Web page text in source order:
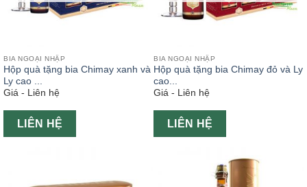
BIA NGOẠI NHẬP
Hộp quà tặng bia Chimay xanh và
Ly cao ...
Giá - Liên hệ
LIÊN HỆ
BIA NGOẠI NHẬP
Hộp quà tặng bia Chimay đỏ và Ly
cao...
Giá - Liên hệ
LIÊN HỆ